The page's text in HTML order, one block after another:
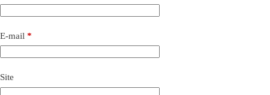
E-mail *
Site